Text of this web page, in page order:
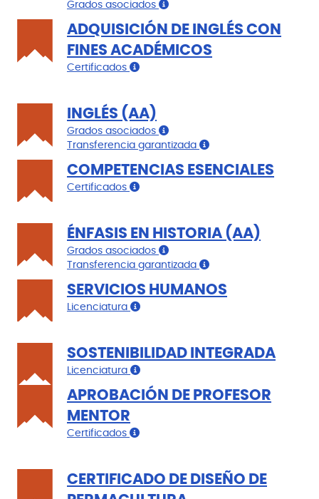
Grados asociados
ADQUISICIÓN DE INGLÉS CON
FINES ACADÉMICOS
Certificados
INGLÉS (AA)
Grados asociados
Transferencia garantizada
COMPETENCIAS ESENCIALES
Certificados
ÉNFASIS EN HISTORIA (AA)
Grados asociados
Transferencia garantizada
SERVICIOS HUMANOS
Licenciatura
SOSTENIBILIDAD INTEGRADA
Licenciatura
APROBACIÓN DE PROFESOR
MENTOR
Certificados
CERTIFICADO DE DISEÑO DE